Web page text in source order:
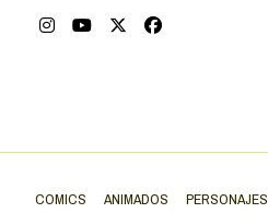
COMICS ANIMADOS PERSONAJES